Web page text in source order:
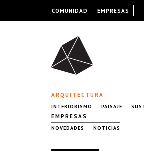
ARQUITECTURA
INTERIORISMO PAISAJE
EMPRESAS
NOVEDADES NOTICIAS
COMUNIDAD EMPRESAS